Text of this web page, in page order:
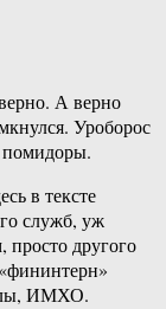
А верно
Уроборос
помидоры.
в тексте
служб, уж
просто другого
ИМХО.